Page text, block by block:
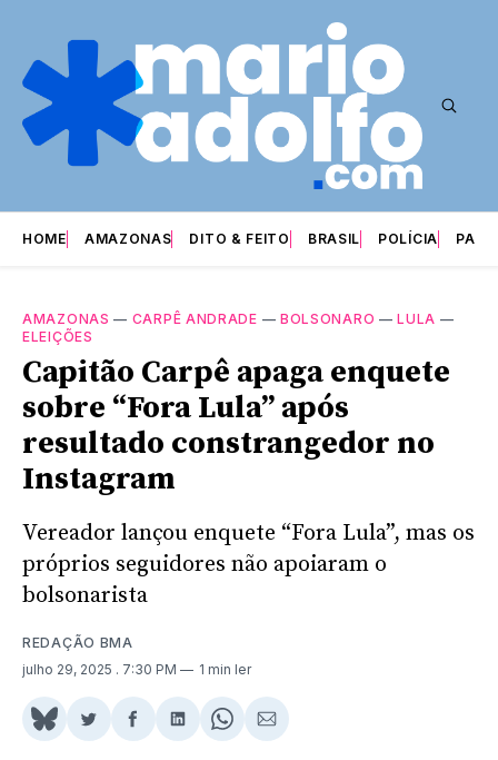
HOME AMAZONAS DITO & FEITO BRASIL POLÍCIA
AMAZONAS — CARPÊ ANDRADE — BOLSONARO —LULA —
ELEIÇÕES
Capitão Carpê apaga enquete
sobre “Fora Lula” após
resultado constrangedor no
Instagram
Vereador lançou enquete “Fora Lula”, mas os
próprios seguidores não apoiaram o
bolsonarista
REDAÇÃO BMA
julho 29, 2025 . 7:30 PM 1 min ler
ShareCompartilhar
Compartilhar
Compartilhar
ShareCompartilhar